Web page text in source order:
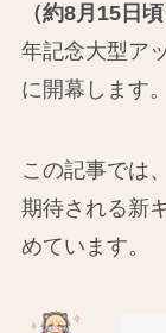
（約8月15日
年記念大型ア
に開幕します。
この記事では
期待される新
めています。